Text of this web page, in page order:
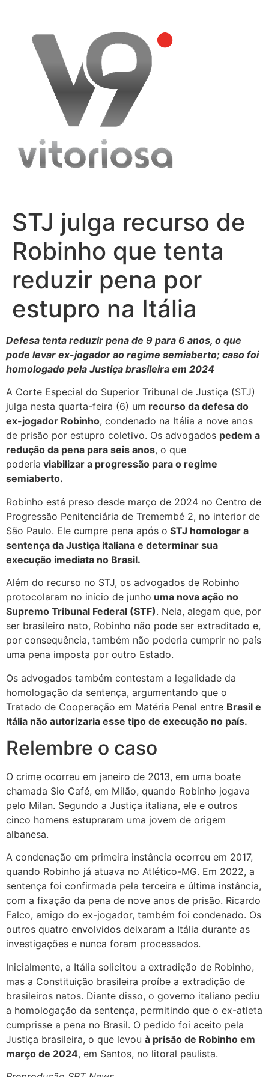
content
STJ julga recurso de
Robinho que tenta
reduzir pena por
estupro na Itália
Defesa tenta reduzir pena de 9 para 6 anos, o que
pode levar ex-jogador ao regime semiaberto; caso foi
homologado pela Justiça brasileira em 2024
A Corte Especial do Superior Tribunal de Justiça (STJ)
julga nesta quarta-feira (6) um recurso da defesa do
ex-jogador Robinho, condenado na Itália a nove anos
de prisão por estupro coletivo. Os advogados pedem a
redução da pena para seis anos, o que
poderia viabilizar a progressão para o regime
semiaberto.
Robinho está preso desde março de 2024 no Centro de
Progressão Penitenciária de Tremembé 2, no interior de
São Paulo. Ele cumpre pena após o STJ homologar a
sentença da Justiça italiana e determinar sua
execução imediata no Brasil.
Além do recurso no STJ, os advogados de Robinho
protocolaram no início de junho uma nova ação no
Supremo Tribunal Federal (STF). Nela, alegam que, por
ser brasileiro nato, Robinho não pode ser extraditado e,
por consequência, também não poderia cumprir no país
uma pena imposta por outro Estado.
Os advogados também contestam a legalidade da
homologação da sentença, argumentando que o
Tratado de Cooperação em Matéria Penal entre Brasil e
Itália não autorizaria esse tipo de execução no país.
Relembre o caso
O crime ocorreu em janeiro de 2013, em uma boate
chamada Sio Café, em Milão, quando Robinho jogava
pelo Milan. Segundo a Justiça italiana, ele e outros
cinco homens estupraram uma jovem de origem
albanesa.
A condenação em primeira instância ocorreu em 2017,
quando Robinho já atuava no Atlético-MG. Em 2022, a
sentença foi confirmada pela terceira e última instância,
com a fixação da pena de nove anos de prisão. Ricardo
Falco, amigo do ex-jogador, também foi condenado. Os
outros quatro envolvidos deixaram a Itália durante as
investigações e nunca foram processados.
Inicialmente, a Itália solicitou a extradição de Robinho,
mas a Constituição brasileira proíbe a extradição de
brasileiros natos. Diante disso, o governo italiano pediu
a homologação da sentença, permitindo que o ex-atleta
cumprisse a pena no Brasil. O pedido foi aceito pela
Justiça brasileira, o que levou à prisão de Robinho em
março de 2024, em Santos, no litoral paulista.